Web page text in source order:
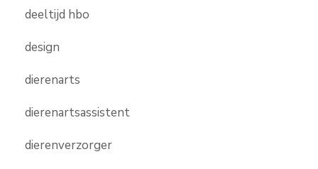
deeltijd hbo
design
dierenarts
dierenartsassistent
dierenverzorger